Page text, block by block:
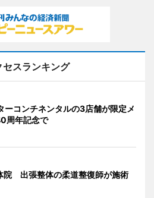
セスランキング
ーコンチネンタルの3店舗が限定メ
周年記念で
院 出張整体の柔道整復師が施術